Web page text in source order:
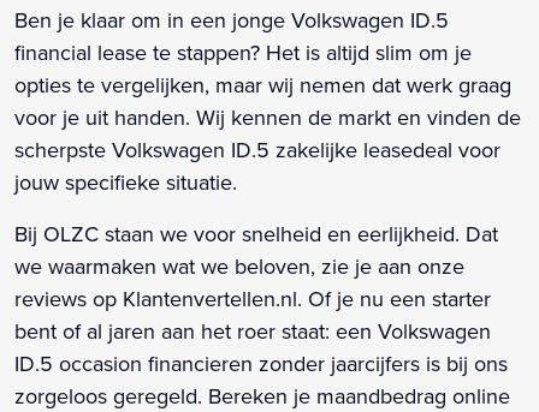
Ben je klaar om in een jonge Volkswagen ID.5
financial lease te stappen? Het is altijd slim om je
opties te vergelijken, maar wij nemen dat werk graag
voor je uit handen. Wij kennen de markt en vinden de
scherpste Volkswagen ID.5 zakelijke leasedeal voor
jouw specifieke situatie.
Bij OLZC staan we voor snelheid en eerlijkheid. Dat
we waarmaken wat we beloven, zie je aan onze
reviews op Klantenvertellen.nl. Of je nu een starter
bent of al jaren aan het roer staat: een Volkswagen
ID.5 occasion financieren zonder jaarcijfers is bij ons
zorgeloos geregeld. Bereken je maandbedrag online